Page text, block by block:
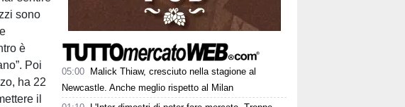
sono
è
Poi
ha 22
il
05:00
Malick Thiaw, cresciuto nella stagione al
Newcastle. Anche meglio rispetto al Milan